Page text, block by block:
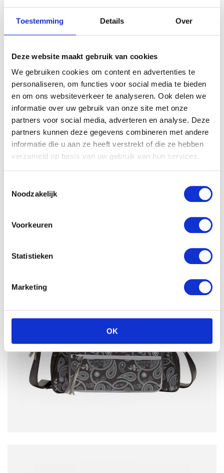
Toestemming Details Over
Deze website maakt gebruik van cookies
We gebruiken cookies om content en advertenties te
personaliseren, om functies voor social media te bieden
en om ons websiteverkeer te analyseren. Ook delen we
informatie over uw gebruik van onze site met onze
partners voor social media, adverteren en analyse. Deze
partners kunnen deze gegevens combineren met andere
informatie die u aan ze heeft verstrekt of die ze hebben
verzameld op basis van uw gebruik van hun services.
Noodzakelijk
Voorkeuren
Statistieken
Marketing
OK